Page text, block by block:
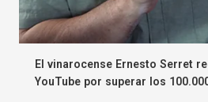
El vinarocense Ernesto Serret
YouTube por superar los